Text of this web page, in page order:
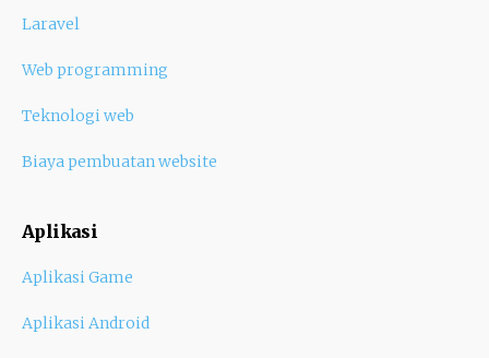
Laravel
Web programming
Teknologi web
Biaya pembuatan website
Aplikasi
Aplikasi Game
Aplikasi Android